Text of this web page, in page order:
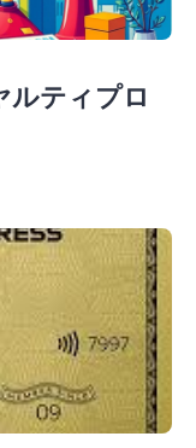
ルティプロ